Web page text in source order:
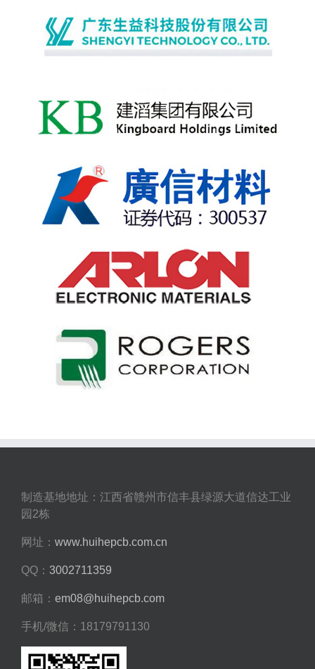
制造基地地址：江西省赣州市信丰县绿源大道信达工业
园2栋
网址： www.huihepcb.com.cn
QQ： 3002711359
邮箱： em08@huihepcb.com
手机/微信：18179791130